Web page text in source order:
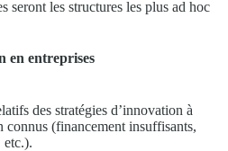
seront les structures les plus ad hoc
en entreprises
des stratégies d’innovation à
connus (financement insuffisants,
etc.).